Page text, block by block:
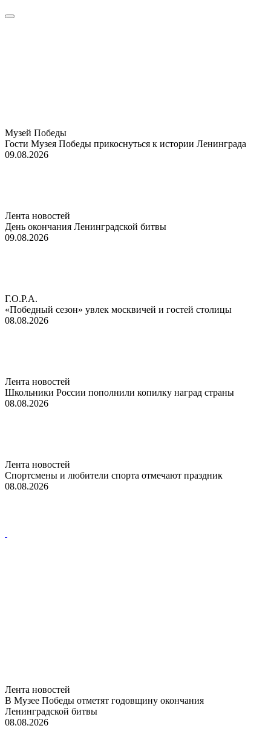
Музей Победы
Гости Музея Победы прикоснуться к истории Ленинграда
09.08.2026
Лента новостей
День окончания Ленинградской битвы
09.08.2026
Г.О.Р.А.
«Победный сезон» увлек москвичей и гостей столицы
08.08.2026
Лента новостей
Школьники России пополнили копилку наград страны
08.08.2026
Лента новостей
Спортсмены и любители спорта отмечают праздник
08.08.2026
Лента новостей
В Музее Победы отметят годовщину окончания
Ленинградской битвы
08.08.2026